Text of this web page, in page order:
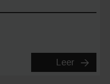
Leer
Las